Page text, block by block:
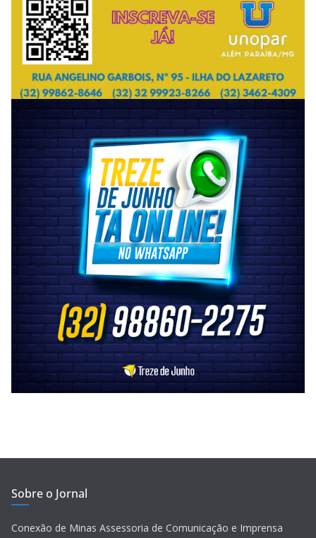
Sobre o Jornal
Conexão de Minas Assessoria de Comunicação e Imprensa